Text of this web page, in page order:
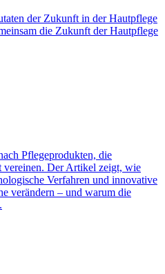
der Zukunft in der Hautpflege
die Zukunft der Hautpflege
Pflegeprodukten, die
Der Artikel zeigt, wie
Verfahren und innovative
verändern – und warum die